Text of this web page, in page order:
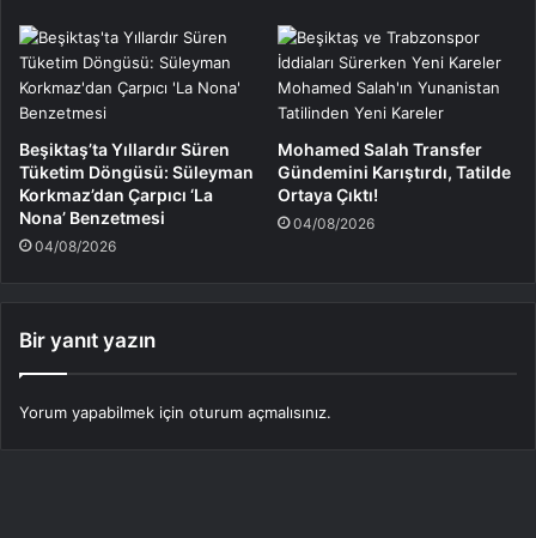
Beşiktaş’ta Yıllardır Süren
Tüketim Döngüsü: Süleyman
Korkmaz’dan Çarpıcı ‘La
Nona’ Benzetmesi
04/08/2026
Mohamed Salah Transfer
Gündemini Karıştırdı, Tatilde
Ortaya Çıktı!
04/08/2026
Bir yanıt yazın
Yorum yapabilmek için oturum açmalısınız.